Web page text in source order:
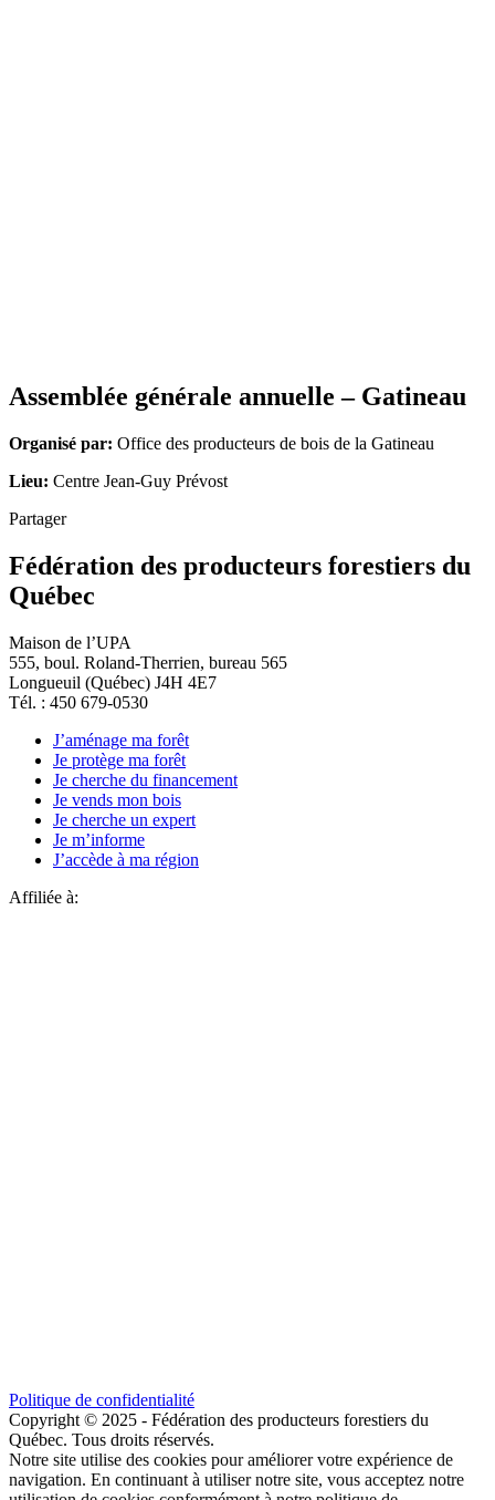
Assemblée générale annuelle – Gatineau
Organisé par: Office des producteurs de bois de la Gatineau
Lieu: Centre Jean-Guy Prévost
Partager
Fédération des producteurs forestiers du
Québec
Maison de l’UPA
555, boul. Roland-Therrien, bureau 565
Longueuil (Québec) J4H 4E7
Tél. : 450 679-0530
J’aménage ma forêt
Je protège ma forêt
Je cherche du financement
Je vends mon bois
Je cherche un expert
Je m’informe
J’accède à ma région
Affiliée à:
Politique de confidentialité
Copyright © 2025 - Fédération des producteurs forestiers du
Québec. Tous droits réservés.
Notre site utilise des cookies pour améliorer votre expérience de
navigation. En continuant à utiliser notre site, vous acceptez notre